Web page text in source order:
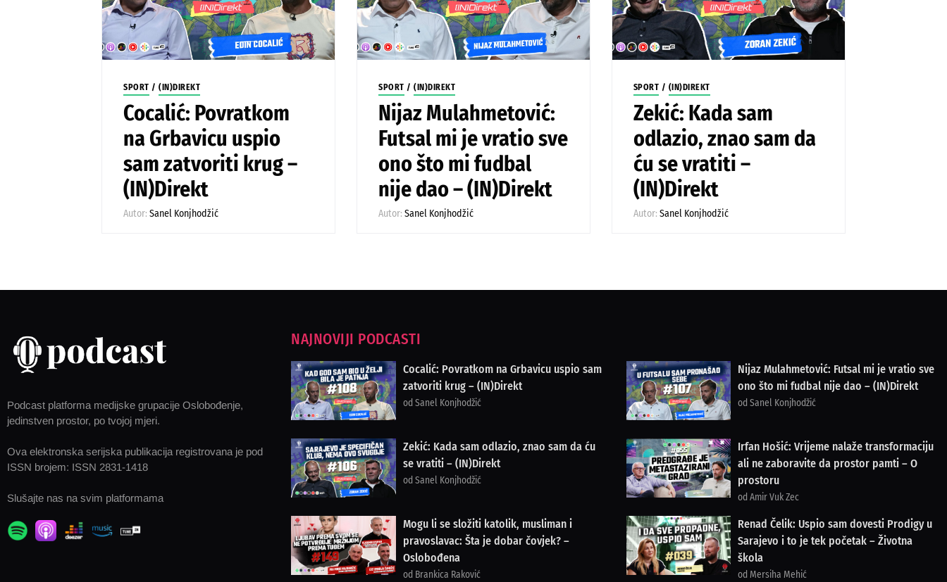
SPORT /(IN)DIREKT
Cocalić: Povratkom
na Grbavicu uspio
sam zatvoriti krug –
(IN)Direkt
Autor:Sanel Konjhodžić
SPORT /(IN)DIREKT
Nijaz Mulahmetović:
Futsal mi je vratio sve
ono što mi fudbal
nije dao – (IN)Direkt
Autor:Sanel Konjhodžić
SPORT / (IN)DIREKT
Zekić: Kada sam
odlazio, znao sam da
ću se vratiti –
(IN)Direkt
Autor: Sanel Konjhodžić
Podcast platforma medijske grupacije Oslobođenje,
jedinstven prostor, po tvojoj mjeri.
Ova elektronska serijska publikacija registrovana je pod
ISSN brojem: ISSN 2831-1418
Slušajte nas na svim platformama
NAJNOVIJI PODCASTI
Cocalić: Povratkom na Grbavicu uspio sam
zatvoriti krug – (IN)Direkt
od Sanel Konjhodžić
Nijaz Mulahmetović: Futsal mi je vratio sve
ono što mi fudbal nije dao – (IN)Direkt
od Sanel Konjhodžić
Zekić: Kada sam odlazio, znao sam da ću
se vratiti – (IN)Direkt
od Sanel Konjhodžić
Irfan Hošić: Vrijeme nalaže transformaciju
ali ne zaboravite da prostor pamti – O
prostoru
od Amir Vuk Zec
Mogu li se složiti katolik, musliman i
pravoslavac: Šta je dobar čovjek? –
Oslobođena
od Brankica Raković
Renad Čelik: Uspio sam dovesti Prodigy u
Sarajevo i to je tek početak – Životna
škola
od Mersiha Mehić